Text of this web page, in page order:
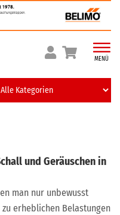
MENÜ
und Geräuschen in
man nur unbewusst
erheblichen Belastungen